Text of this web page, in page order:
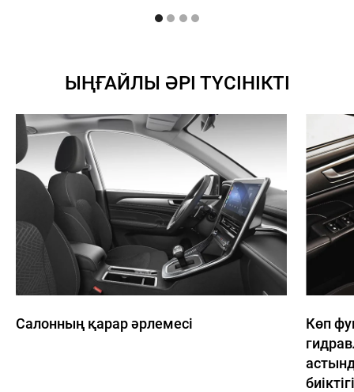
ЫҢҒАЙЛЫ ӘРІ ТҮСІНІКТІ
Салонның қарар әрлемесі
Көп